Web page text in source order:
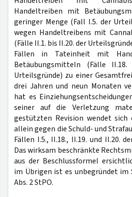
Handeltreiben mit
geringer Menge (Fall I.5. der
wegen Handeltreibens mit
(Fälle II.1. bis II.20. der
Fällen in Tateinheit mit
Betäubungsmitteln (Fälle
Urteilsgründe) zu einer
drei Jahren und neun Monaten
hat es
seiner auf die Verletzung
gestützten Revision wendet sich
allein gegen die Schuld- und
Fällen I.5., II.18., II.19. und II.20.
Das wirksam beschränkte
aus der Beschlussformel
im Übrigen ist es unbegründet im
Abs. 2 StPO.